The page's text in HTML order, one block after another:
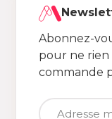
Abonnez-
pour ne rien
commande